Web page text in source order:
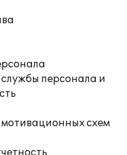
персонала и
схем